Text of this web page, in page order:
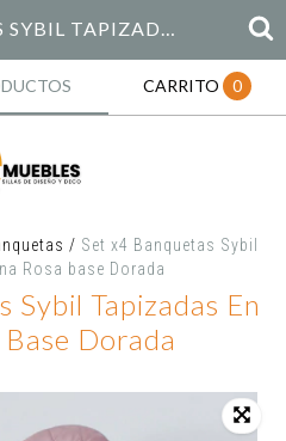
SET X4 BANQUETAS SYBIL TAPIZADAS EN PANA ROSA BASE DORADA
CARRITO 0
/ Set x4 Banquetas Sybil
Rosa base Dorada
Sybil Tapizadas En
Base Dorada